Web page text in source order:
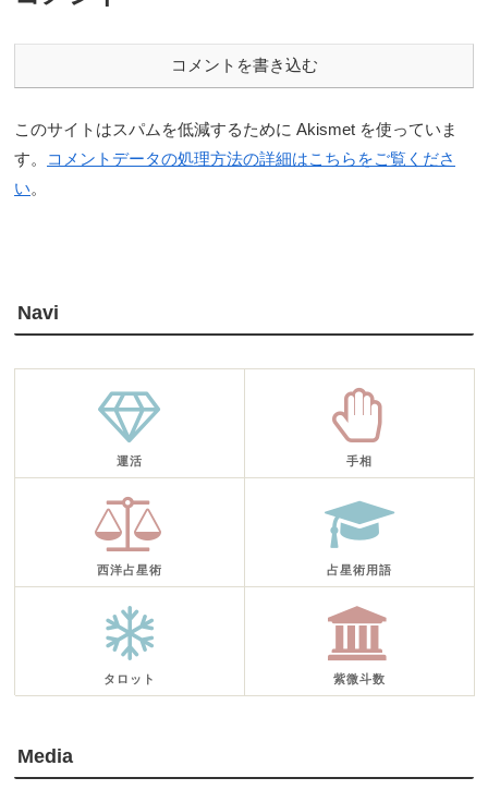
コメントを書き込む
このサイトはスパムを低減するために Akismet を使っていま
す。
コメントデータの処理方法の詳細はこちらをご覧くださ
い。
Navi
運活 手相
西洋占星術 占星術用語
タロット 紫微斗数
Media